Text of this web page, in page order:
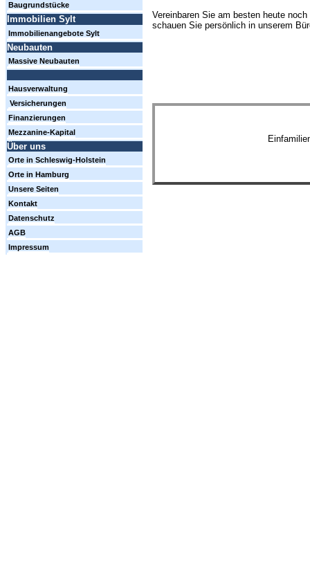
Vereinbaren Sie am besten heute
schauen Sie persönlich in unserem
Baugrundstücke
Immobilien Sylt
Immobilienangebote Sylt
Neubauten
Massive Neubauten
Hausverwaltung
Versicherungen
Finanzierungen
Mezzanine-Kapital
Über uns
Orte in Schleswig-Holstein
Orte in Hamburg
Unsere Seiten
Kontakt
Datenschutz
AGB
Impressum